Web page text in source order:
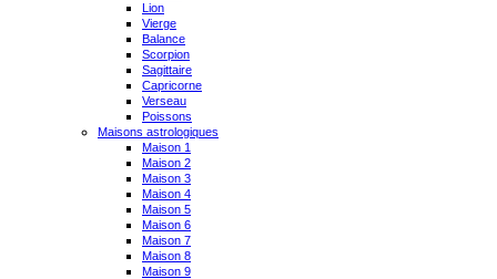
Lion
Vierge
Balance
Scorpion
Sagittaire
Capricorne
Verseau
Poissons
Maisons astrologiques
Maison 1
Maison 2
Maison 3
Maison 4
Maison 5
Maison 6
Maison 7
Maison 8
Maison 9